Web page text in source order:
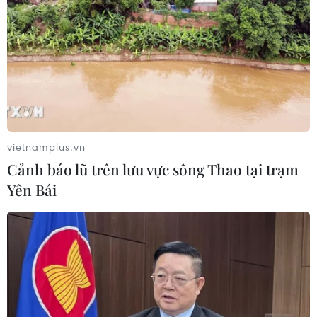
05/08/2026 04:26
Trung Quốc tăng cường trấn áp tội
phạm có tổ chức
04/08/2026 14:24
Xem thêm
CƠ QUAN CHỦ QUẢN: THÔNG TẤN XÃ VIỆT NAM
Tổng Biên tập: TRẦN TIẾN DUẨN
vietnamplus.vn
Cảnh báo lũ trên lưu vực sông Thao tại trạm
Yên Bái